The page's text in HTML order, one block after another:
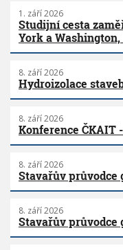
1. září 2026
Studijní cesta
York a Washington,
8. září 2026
Hydroizolace
8. září 2026
Konference ČKAIT
8. září 2026
Stavařův průvodce
8. září 2026
Stavařův průvodce